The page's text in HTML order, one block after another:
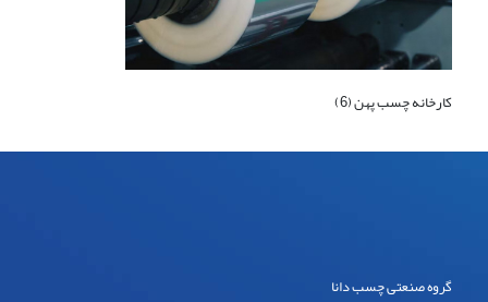
کارخانه چسب پهن (6)
گروه صنعتی چسب دانا